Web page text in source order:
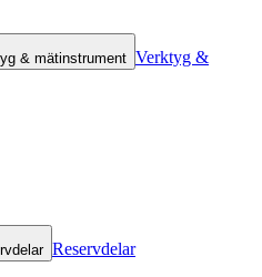
& mätinstrument Verktyg &
Reservdelar